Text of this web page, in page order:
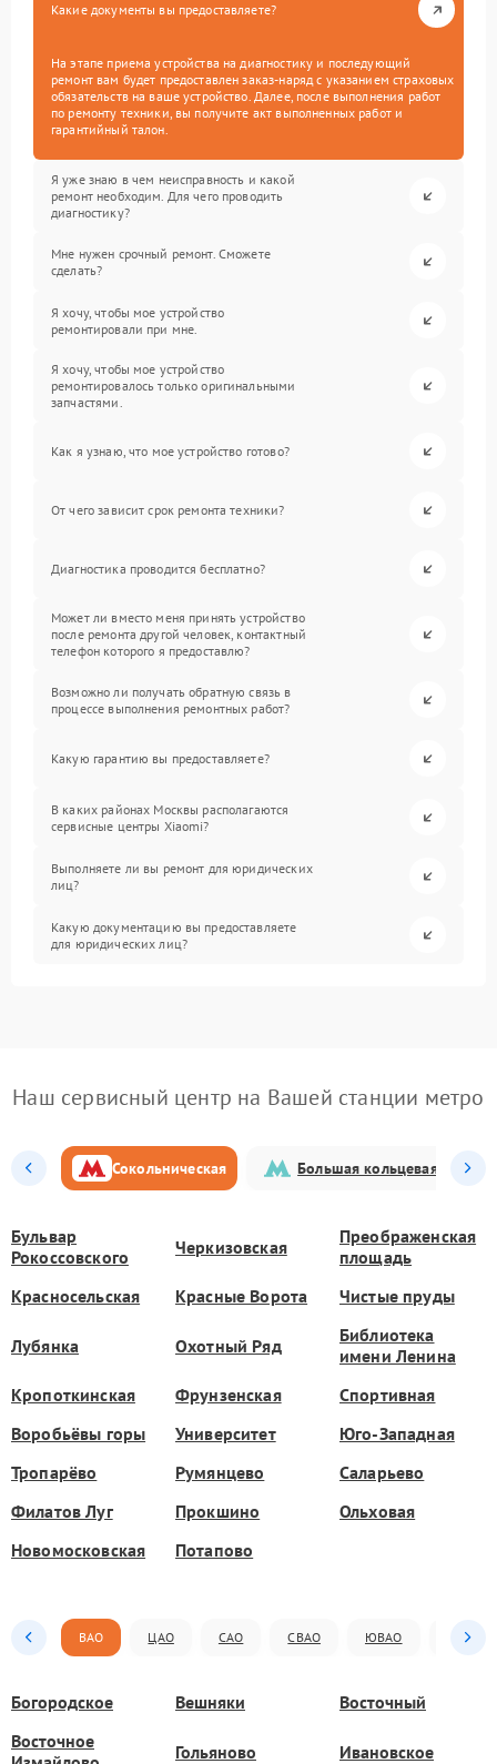
Какие документы вы предоставляете?
На этапе приема устройства на диагностику и последующий
ремонт вам будет предоставлен заказ-наряд с указанием страховых
обязательств на ваше устройство. Далее, после выполнения работ
по ремонту техники, вы получите акт выполненных работ и
гарантийный талон.
Я уже знаю в чем неисправность и какой
ремонт необходим. Для чего проводить
диагностику?
Мне нужен срочный ремонт. Сможете
сделать?
Я хочу, чтобы мое устройство
ремонтировали при мне.
Я хочу, чтобы мое устройство
ремонтировалось только оригинальными
запчастями.
Как я узнаю, что мое устройство готово?
От чего зависит срок ремонта техники?
Диагностика проводится бесплатно?
Может ли вместо меня принять устройство
после ремонта другой человек, контактный
телефон которого я предоставлю?
Возможно ли получать обратную связь в
процессе выполнения ремонтных работ?
Какую гарантию вы предоставляете?
В каких районах Москвы располагаются
сервисные центры Xiaomi?
Выполняете ли вы ремонт для юридических
лиц?
Какую документацию вы предоставляете
для юридических лиц?
Наш сервисный центр на Вашей станции метро
Сокольническая Большая кольцевая
Бульвар
Рокоссовского
Черкизовская
Преображенская
площадь
Красносельская
Красные Ворота Чистые пруды
Лубянка Охотный Ряд
Библиотека
имени Ленина
Кропоткинская
Фрунзенская
Спортивная
Воробьёвы горы
Университет
Юго-Западная
Тропарёво
Румянцево
Саларьево
Филатов Луг
Прокшино
Ольховая
Новомосковская
Потапово
ВАО ЦАО САО СВАО ЮВАО ЮАО
Богородское Вешняки
Восточный
Восточное
Гольяново Ивановское